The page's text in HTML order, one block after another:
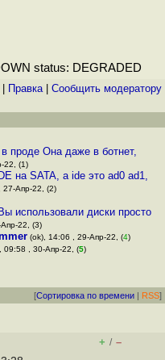
status: DEGRADED
Правка| Cообщить модератору
проде Она даже в ботнет,
22, (1)
на SATA, а ide это ad0 ad1,
27-Апр-22, (2)
использовали диски просто
22, (3)
(ok), 14:06 , 29-Апр-22, (4)
09:58 , 30-Апр-22, (5)
[Сортировка по времени | RSS]
+ / –